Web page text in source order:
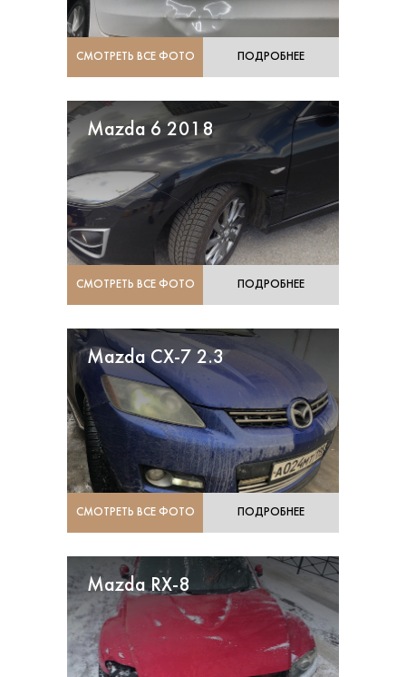
СМОТРЕТЬ ВСЕ ФОТО ПОДРОБНЕЕ
Mazda 6 2018
СМОТРЕТЬ ВСЕ ФОТО ПОДРОБНЕЕ
Mazda CX-7 2.3
СМОТРЕТЬ ВСЕ ФОТО ПОДРОБНЕЕ
Mazda RX-8